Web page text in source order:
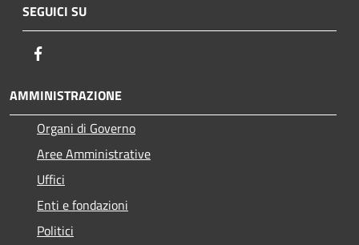
SEGUICI SU
AMMINISTRAZIONE
Organi di Governo
Aree Amministrative
Uffici
Enti e fondazioni
Politici